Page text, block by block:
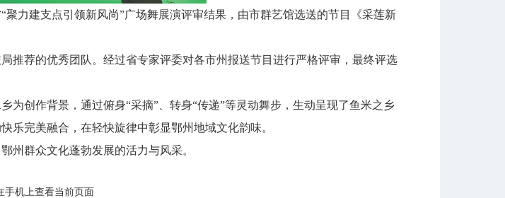
力建支点引领新风尚”广场舞展演评审结果，由市群艺馆选送的节目《采莲新
荐的优秀团队。经过省专家评委对各市州报送节目进行严格评审，最终评选
创作背景，通过俯身“采摘”、转身“传递”等灵动舞步，生动呈现了鱼米之乡
乐完美融合，在轻快旋律中彰显鄂州地域文化韵味。
群众文化蓬勃发展的活力与风采。
手机上查看当前页面